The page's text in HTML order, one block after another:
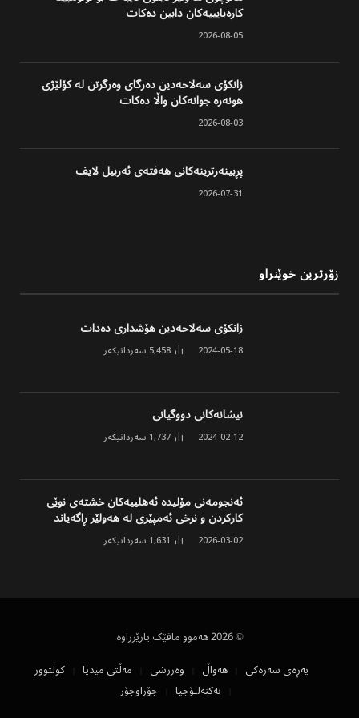
کارەبایییەکان دابین دەکات
2026-08-05
زانکۆی سەلاحەدین دەرگای وەرگرتن لە کۆلێژی
هونەرە جوانەکان واڵا دەکات
2026-08-03
پڕبینەرترینەکانی هەفتەی ئەربیل لایف
2026-07-31
زۆرترین خوێنراو
زانکۆی سەلاحەدین هۆشداری دەدات
2024-05-18
5,458 سەردانیکەر
نیشانەکانی دووگیانی
2024-02-12
1,737 سەردانیکەر
ئەنجومەنی مۆلیدە ئەهلییەکان خشتەی نوێی
کارکردن و نرخی ئەمپێری لە هەولێر ڕاگەیاند
2026-03-02
1,631 سەردانیکەر
© 2026 هەموو مافێک پارێزراوە
پەڕەی سەرەکی
هەواڵ وەرزشی مەڵتی میدیا
کولتوور
تەکنەلۆجیا
جۆراوجۆر